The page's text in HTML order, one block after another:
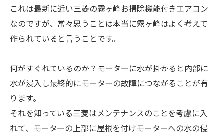
これは最新に近い三菱の霧ヶ峰お掃除機能付きエアコン
なのですが、常々思うことは本当に霧ヶ峰はよく考えて
作られていると言うことです。
何がすぐれているのか？モーターに水が掛かると内部に
水が浸入し最終的にモーターの故障につながることが有
ります。
それを知っている三菱はメンテナンスのことを考慮に入
れて、モーターの上部に屋根を付けモーターへの水の侵